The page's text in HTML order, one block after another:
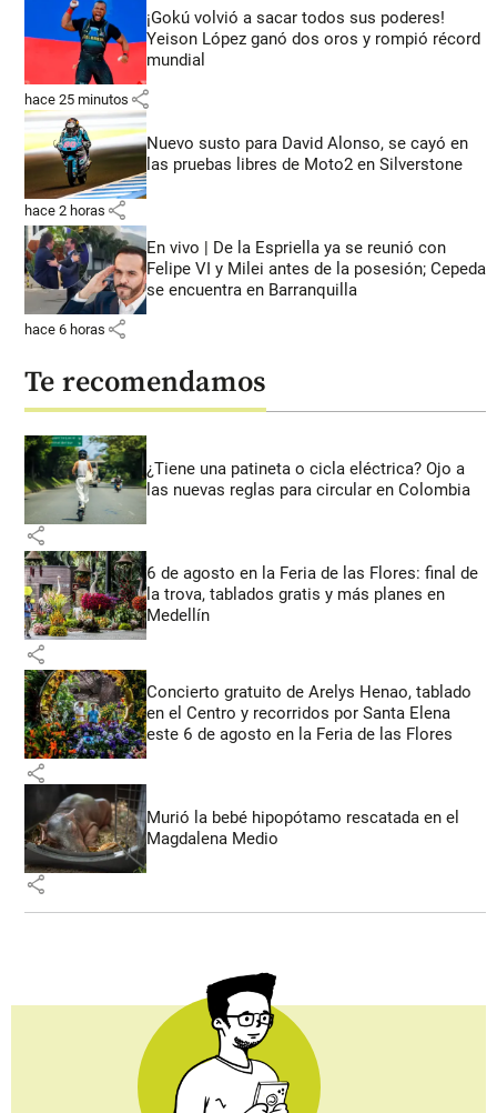
¡Gokú volvió a sacar todos sus poderes!
Yeison López ganó dos oros y rompió récord
mundial
hace 25 minutos share
Nuevo susto para David Alonso, se cayó en
las pruebas libres de Moto2 en Silverstone
hace 2 horas share
En vivo | De la Espriella ya se reunió con
Felipe VI y Milei antes de la posesión; Cepeda
se encuentra en Barranquilla
hace 6 horas share
Te recomendamos
¿Tiene una patineta o cicla eléctrica? Ojo a
las nuevas reglas para circular en Colombia
share
6 de agosto en la Feria de las Flores: final de
la trova, tablados gratis y más planes en
Medellín
share
Concierto gratuito de Arelys Henao, tablado
en el Centro y recorridos por Santa Elena
este 6 de agosto en la Feria de las Flores
share
Murió la bebé hipopótamo rescatada en el
Magdalena Medio
share